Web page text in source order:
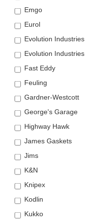
Emgo
Eurol
Evolution Industries
Evolution Industries
Fast Eddy
Feuling
Gardner-Westcott
George's Garage
Highway Hawk
James Gaskets
Jims
K&N
Knipex
Kodlin
Kukko